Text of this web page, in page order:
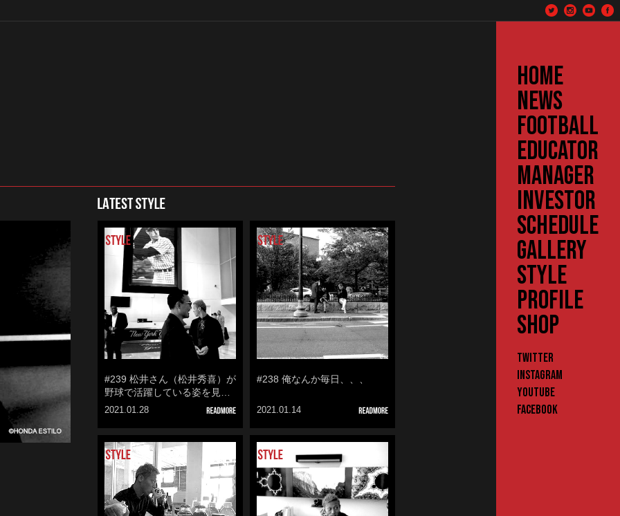
#239 松井さん（松井秀喜）が
野球で活躍している姿を見…
2021.01.28
#238 俺なんか毎日、、、
2021.01.14
HOME
NEWS
FOOTBALL
EDUCATOR
MANAGER
INVESTOR
SCHEDULE
GALLERY
STYLE
PROFILE
SHOP
Twitter
Instagram
YouTube
Facebook